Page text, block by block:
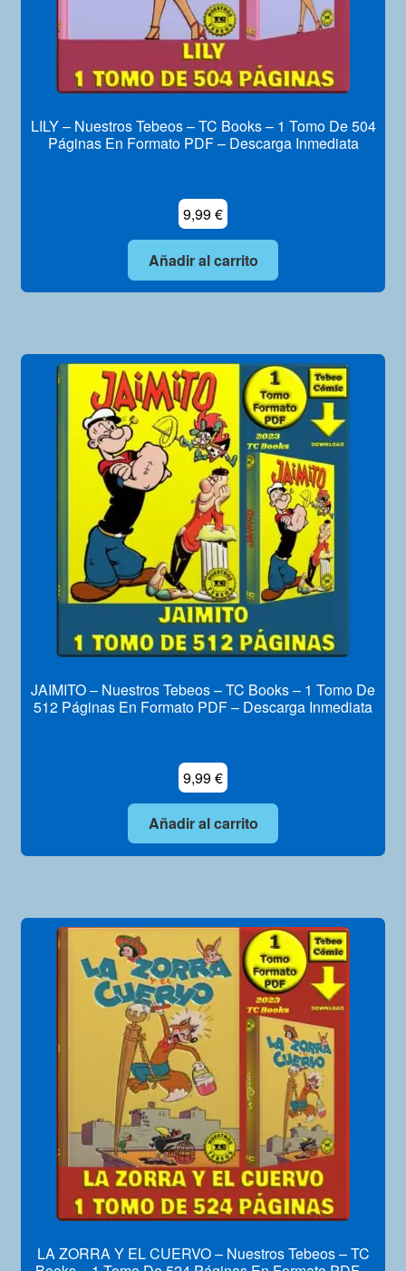
LILY – Nuestros Tebeos – TC Books – 1 Tomo De 504
Páginas En Formato PDF – Descarga Inmediata
9,99€
Añadir al carrito
JAIMITO – Nuestros Tebeos – TC Books – 1 Tomo De
512 Páginas En Formato PDF – Descarga Inmediata
9,99€
Añadir al carrito
LA ZORRA Y EL CUERVO – Nuestros Tebeos – TC